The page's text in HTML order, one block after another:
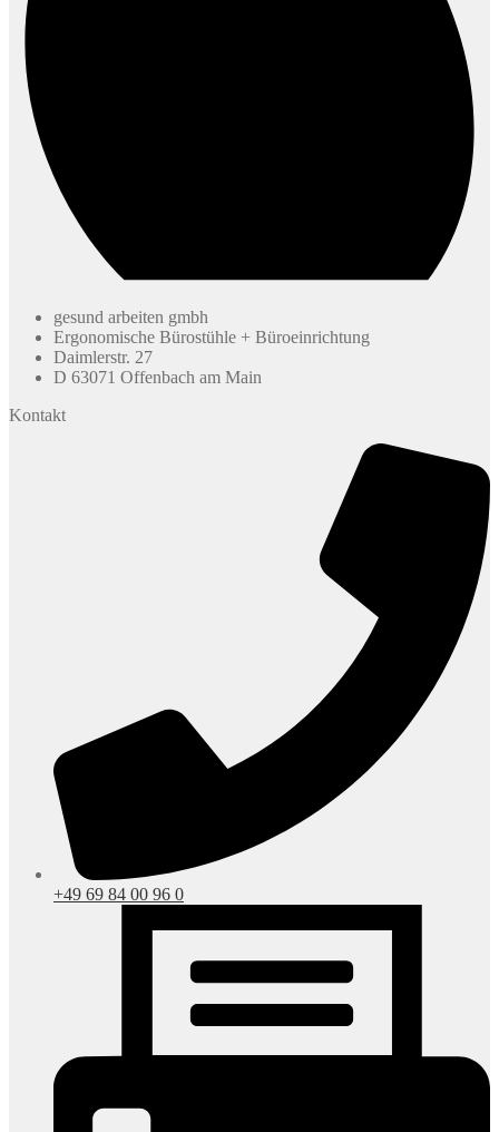
gesund arbeiten gmbh
Ergonomische Bürostühle + Büroeinrichtung
Daimlerstr. 27
D 63071 Offenbach am Main
Kontakt
+49 69 84 00 96 0